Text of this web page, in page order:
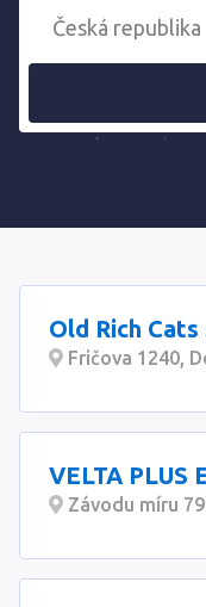
Old Rich
Fričova 1240,
VELTA PLUS
Závodu míru